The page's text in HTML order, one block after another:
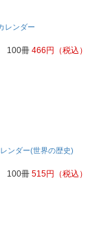
レンダー
100冊 466円 （税込）
ンダー(世界の歴史)
100冊 515円 （税込）